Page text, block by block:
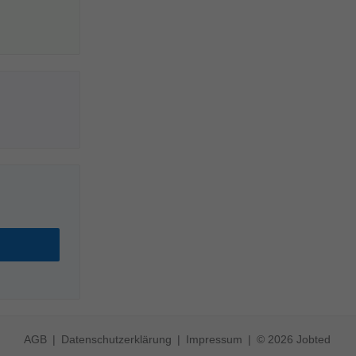
AGB Datenschutzerklärung Impressum © 2026 Jobted